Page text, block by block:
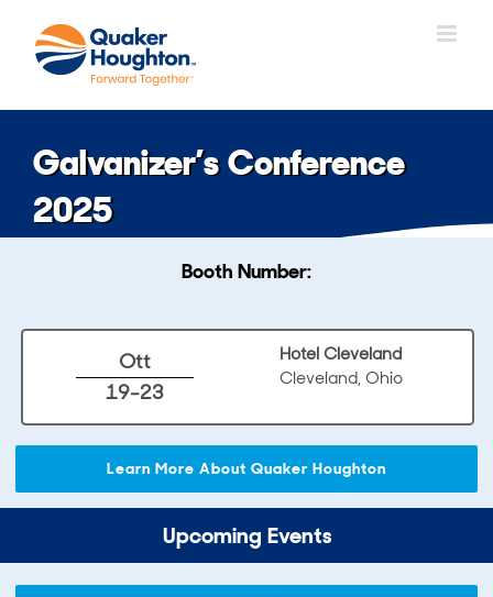
contenuto
Galvanizer’s Conference
2025
Booth Number:
Ott
19-23
Hotel Cleveland
Cleveland, Ohio
Learn More About Quaker Houghton
Upcoming Events